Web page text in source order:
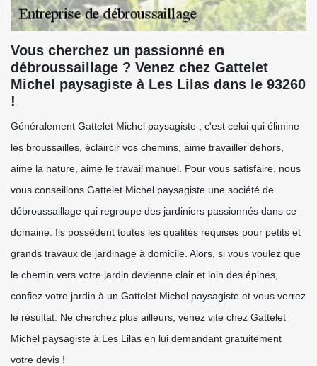
Vous cherchez un passionné en
débroussaillage ? Venez chez Gattelet
Michel paysagiste à Les Lilas dans le 93260
!
Généralement Gattelet Michel paysagiste , c'est celui qui élimine
les broussailles, éclaircir vos chemins, aime travailler dehors,
aime la nature, aime le travail manuel. Pour vous satisfaire, nous
vous conseillons Gattelet Michel paysagiste une société de
débroussaillage qui regroupe des jardiniers passionnés dans ce
domaine. Ils possèdent toutes les qualités requises pour petits et
grands travaux de jardinage à domicile. Alors, si vous voulez que
le chemin vers votre jardin devienne clair et loin des épines,
confiez votre jardin à un Gattelet Michel paysagiste et vous verrez
le résultat. Ne cherchez plus ailleurs, venez vite chez Gattelet
Michel paysagiste à Les Lilas en lui demandant gratuitement
votre devis !